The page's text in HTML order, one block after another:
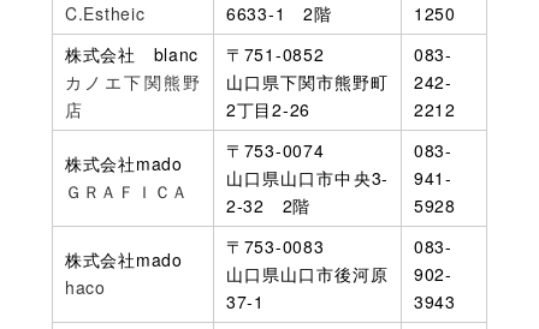
C.Estheic
6633‐1 2階
1250
株式会社 blanc
カノエ下関熊野
店
〒751-0852
山口県下関市熊野町
2丁目2-26
083-
242-
2212
株式会社mado
ＧＲＡＦＩＣＡ
〒753-0074
山口県山口市中央3‐
2‐32 2階
083-
941-
5928
株式会社mado
haco
〒753-0083
山口県山口市後河原
37‐1
083-
902-
3943